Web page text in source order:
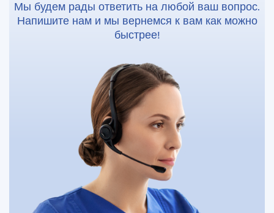
Мы будем рады ответить на любой ваш вопрос.
Напишите нам и мы вернемся к вам как можно
быстрее!